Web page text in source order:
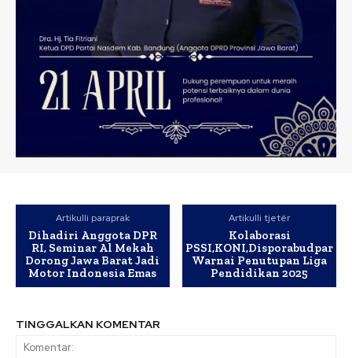
Artikulli paraprak
Dihadiri Anggota DPR
RI, Seminar Al Mekah
Dorong Jawa Barat Jadi
Motor Indonesia Emas
Artikulli tjetër
Kolaborasi
PSSI,KONI,Disporabudpar
Warnai Penutupan Liga
Pendidikan 2025
TINGGALKAN KOMENTAR